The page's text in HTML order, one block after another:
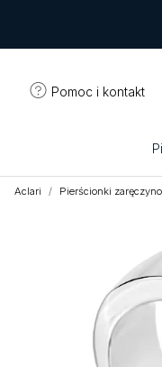
Pomoc i kontakt
Aclari Pierścionki